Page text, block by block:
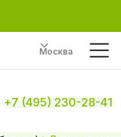
Москва
+7 (495) 230-28-41